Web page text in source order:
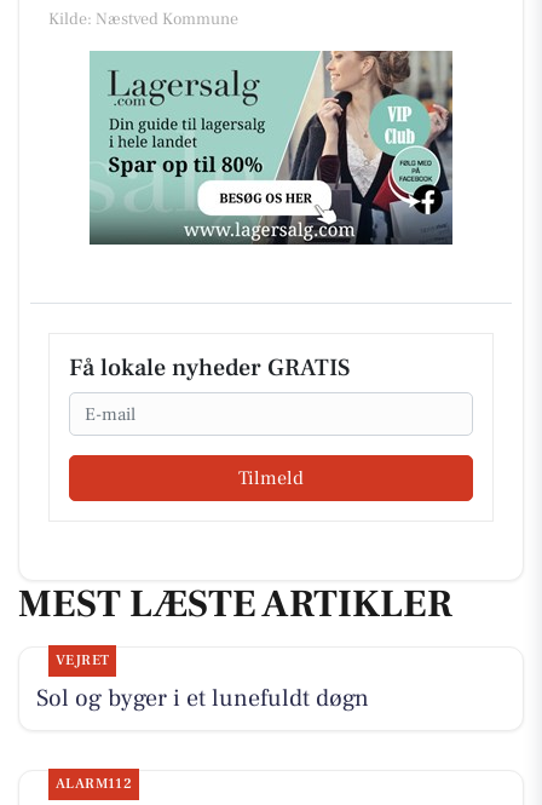
Kilde: Næstved Kommune
Få lokale nyheder GRATIS
Email
Tilmeld
MEST LÆSTE ARTIKLER
VEJRET
Sol og byger i et lunefuldt døgn
ALARM112